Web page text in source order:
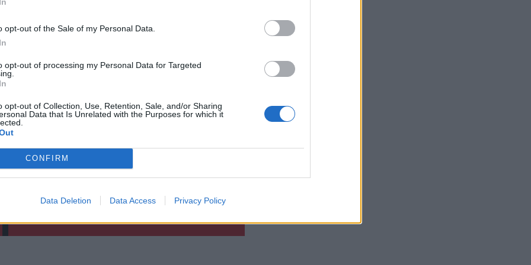
opt-out of the Sale of my Personal Data.
opt-out of processing my Personal Data for Targeted
opt-out of Collection, Use, Retention, Sale, and/or Sharing
Data that Is Unrelated with the Purposes for which it
CONFIRM
Data Deletion Data Access Privacy Policy
TAGS
ΕΊΔΗΣΗ